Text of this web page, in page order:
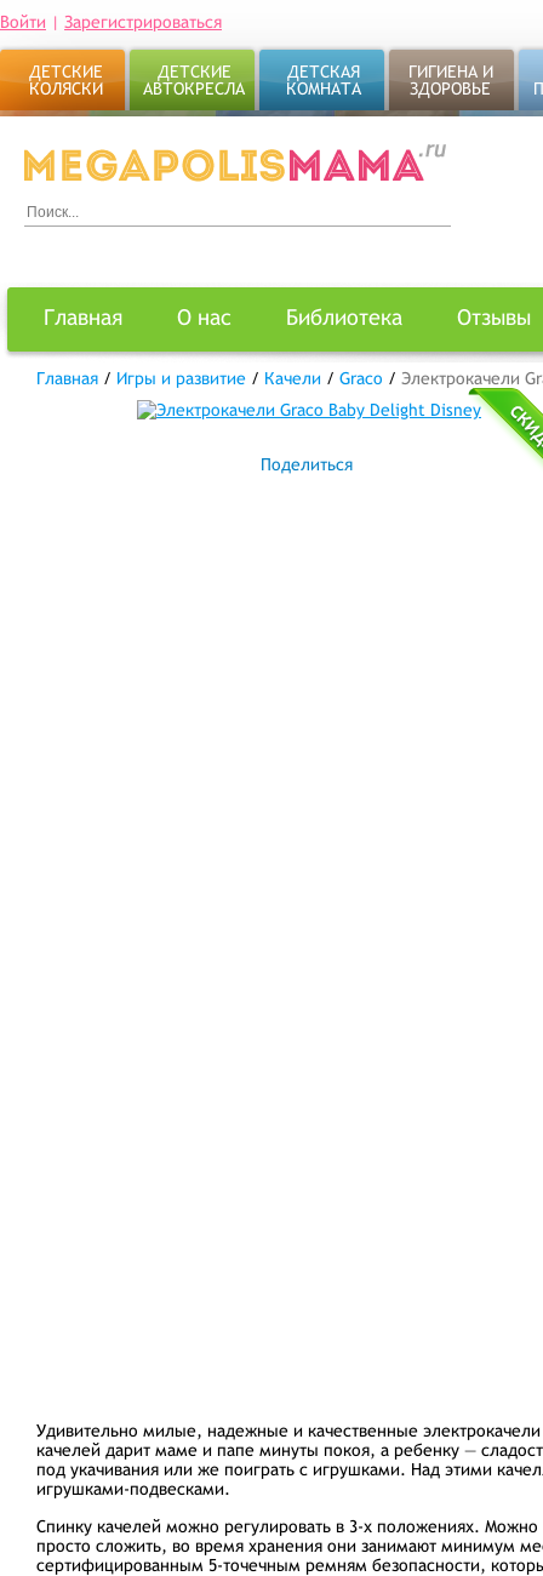
Войти | Зарегистрироваться
ДЕТСКИЕ
КОЛЯСКИ
ДЕТСКИЕ
АВТОКРЕСЛА
ДЕТСКАЯ
КОМНАТА
ГИГИЕНА И
ЗДОРОВЬЕ
Главная О нас Библиотека Отзывы
Главная / Игры и развитие / Качели / Graco / Электрокачели
Поделиться
Удивительно милые, надежные и качественные
качелей дарит маме и папе минуты покоя, а ребенку —
под укачивания или же поиграть с игрушками. Над этими
игрушками-подвесками.
Спинку качелей можно регулировать в 3-х положениях. Можно
просто сложить, во время хранения они занимают минимум
сертифицированным 5-точечным ремням безопасности,